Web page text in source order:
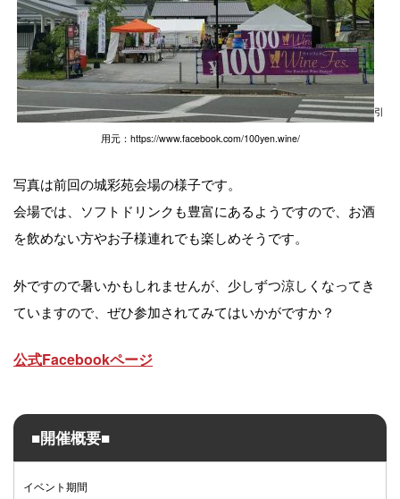
引
用元：https://www.facebook.com/100yen.wine/
写真は前回の城彩苑会場の様子です。
会場では、ソフトドリンクも豊富にあるようですので、お酒
を飲めない方やお子様連れでも楽しめそうです。
外ですので暑いかもしれませんが、少しずつ涼しくなってき
ていますので、ぜひ参加されてみてはいかがですか？
公式Facebookページ
■開催概要■
イベント期間